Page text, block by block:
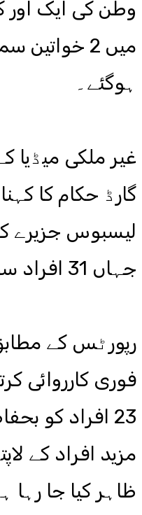
وطن کی ایک
ہوگئے۔
غیر ملکی میڈیا
گارڈ حکام کا
لیسبوس جزیرے
جہاں 31 افراد سوار تھے۔
رپورٹس کے
فوری کارروائی
23 افراد کو
مزید افراد کے
ظاہر کیا جا